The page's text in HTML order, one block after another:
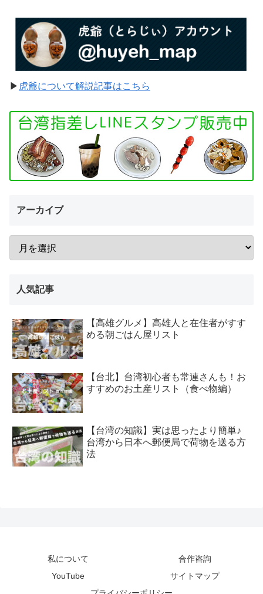
▶︎ 虎爺について解説記事はこちら
アーカイブ
人気記事
【高雄グルメ】高雄人と在住者がすす
める朝ごはん屋リスト
【台北】台湾初心者も常連さんも！お
すすめのお土産リスト（食べ物編）
【台湾の知識】実は思ったより簡単♪
台湾から日本へ郵便局で荷物を送る方
法
私について
合作咨詢
YouTube
サイトマップ